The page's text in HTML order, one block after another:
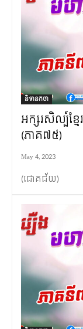
និទានកថា
អក្សរសិល្ប៍ខ្ម
(ភាគ៧៥)
May 4, 2023
(ជោគជ័យ) នា